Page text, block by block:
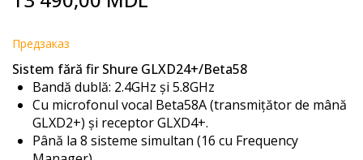
beginning
of
the
images
gallery
Предзаказ
Sistem fără fir Shure GLXD24+/Beta58
Bandă dublă: 2.4GHz și 5.8GHz
Cu microfonul vocal Beta58A (transmițător de mână
GLXD2+) și receptor GLXD4+.
Până la 8 sisteme simultan (16 cu Frequency